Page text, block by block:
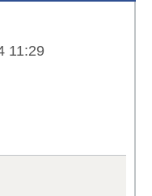
11:29